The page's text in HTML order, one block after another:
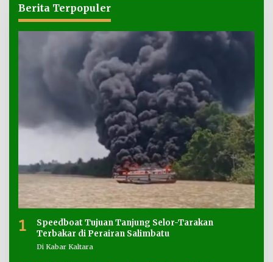
Berita Terpopuler
1
Speedboat Tujuan Tanjung Selor-Tarakan
Terbakar di Perairan Salimbatu
Di Kabar Kaltara